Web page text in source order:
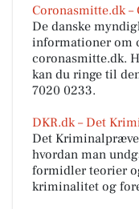
Coronasmitte.dk
De danske
informationer om
coronasmitte.dk.
kan du ringe til
7020 0233.
DKR.dk – Det
Det
hvordan man
formidler teorier
kriminalitet og